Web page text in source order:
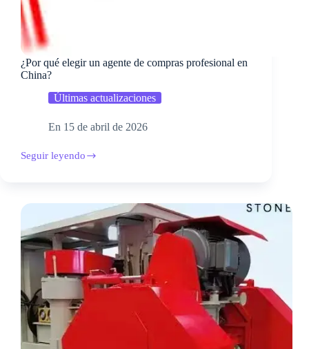
¿Por qué elegir un agente de compras profesional en
China?
Últimas actualizaciones
En 15 de abril de 2026
Seguir leyendo